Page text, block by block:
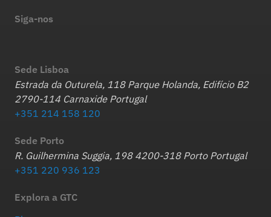
Siga-nos
Sede Lisboa
Estrada da Outurela, 118 Parque Holanda, Edifício B2
2790-114 Carnaxide Portugal
+351 214 158 120
Sede Porto
R. Guilhermina Suggia, 198 4200-318 Porto Portugal
+351 220 936 123
Explora a GTC